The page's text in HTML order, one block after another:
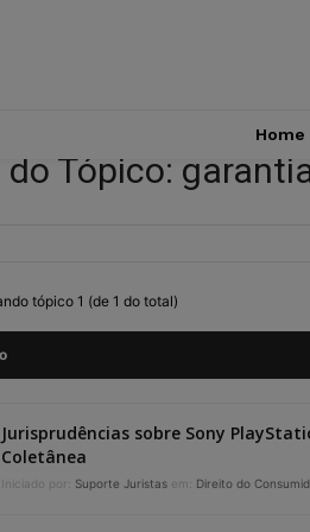
Home
do Tópico:
tópico 1 (de 1 do total)
Jurisprudências sobre Sony
Coletânea
Iniciado por: Suporte Juristas em: Direito do